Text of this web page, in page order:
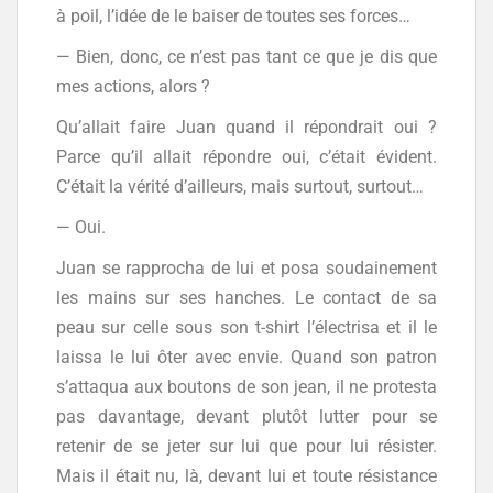
à poil, l’idée de le baiser de toutes ses forces…
— Bien, donc, ce n’est pas tant ce que je dis que
mes actions, alors ?
Qu’allait faire Juan quand il répondrait oui ?
Parce qu’il allait répondre oui, c’était évident.
C’était la vérité d’ailleurs, mais surtout, surtout…
— Oui.
Juan se rapprocha de lui et posa soudainement
les mains sur ses hanches. Le contact de sa
peau sur celle sous son t-shirt l’électrisa et il le
laissa le lui ôter avec envie. Quand son patron
s’attaqua aux boutons de son jean, il ne protesta
pas davantage, devant plutôt lutter pour se
retenir de se jeter sur lui que pour lui résister.
Mais il était nu, là, devant lui et toute résistance